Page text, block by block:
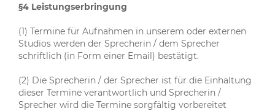
§4 Leistungserbringung
(1) Termine für Aufnahmen in unserem oder externen
Studios werden der Sprecherin / dem Sprecher
schriftlich (in Form einer Email) bestätigt.
(2) Die Sprecherin / der Sprecher ist für die Einhaltung
dieser Termine verantwortlich und Sprecherin /
Sprecher wird die Termine sorgfältig vorbereitet